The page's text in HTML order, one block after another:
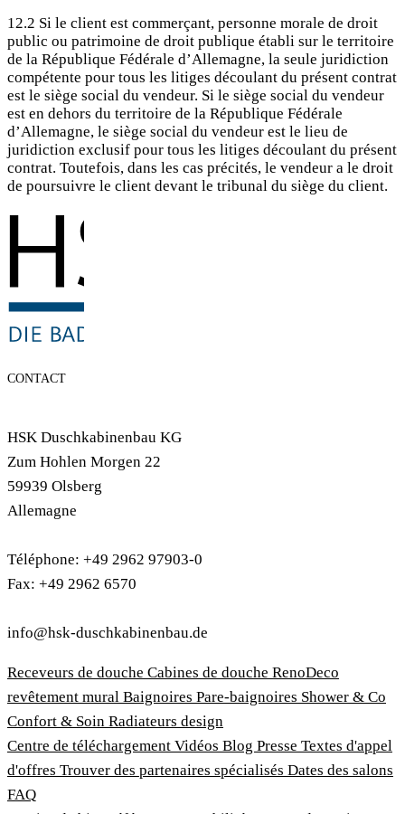
12.2 Si le client est commerçant, personne morale de droit
public ou patrimoine de droit publique établi sur le territoire
de la République Fédérale d’Allemagne, la seule juridiction
compétente pour tous les litiges découlant du présent contrat
est le siège social du vendeur. Si le siège social du vendeur
est en dehors du territoire de la République Fédérale
d’Allemagne, le siège social du vendeur est le lieu de
juridiction exclusif pour tous les litiges découlant du présent
contrat. Toutefois, dans les cas précités, le vendeur a le droit
de poursuivre le client devant le tribunal du siège du client.
CONTACT
HSK Duschkabinenbau KG
Zum Hohlen Morgen 22
59939 Olsberg
Allemagne
Téléphone: +49 2962 97903-0
Fax: +49 2962 6570
info@hsk-duschkabinenbau.de
Receveurs de douche Cabines de douche RenoDeco
revêtement mural Baignoires Pare-baignoires Shower & Co
Confort & Soin Radiateurs design
Centre de téléchargement Vidéos Blog Presse Textes d'appel
d'offres Trouver des partenaires spécialisés Dates des salons
FAQ